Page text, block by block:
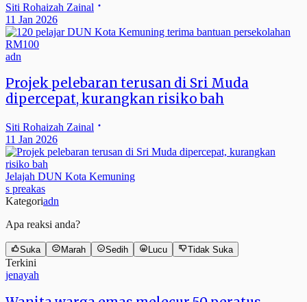
Siti Rohaizah Zainal
11 Jan 2026
adn
Projek pelebaran terusan di Sri Muda
dipercepat, kurangkan risiko bah
Siti Rohaizah Zainal
11 Jan 2026
Jelajah DUN Kota Kemuning
s preakas
Kategoriadn
Apa reaksi anda?
Suka Marah Sedih Lucu Tidak Suka
Terkini
jenayah